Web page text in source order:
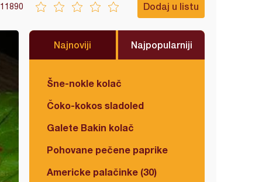
11890 Dodaj u listu
Najnoviji Najpopularniji
Šne-nokle kolač
Čoko-kokos sladoled
Galete Bakin kolač
Pohovane pečene paprike
Americke palačinke (30)